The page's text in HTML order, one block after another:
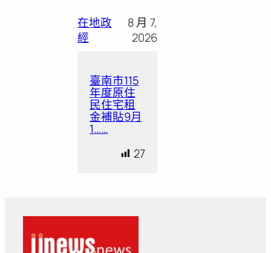
在地政
經
8 月 7,
2026
臺南市115
年度原住
民住宅租
金補貼9月
1……
27